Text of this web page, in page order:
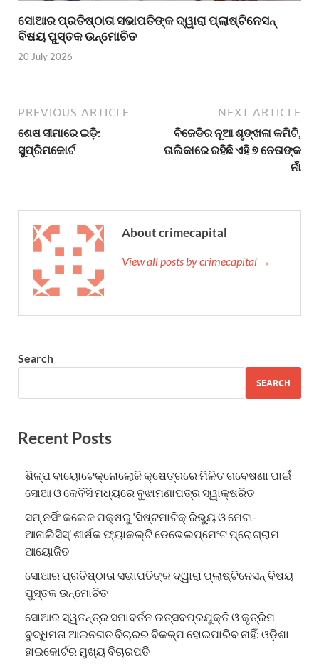
ସୋଆର ପ୍ରତିଷ୍ଠାତା ସଭାପତିଙ୍କ ଦ୍ୱାରା ପ୍ଲାଷ୍ଟିନେସନ୍
ବିଷୟ ପୁସ୍ତକ ଉନ୍ମୋଚିତ
20 July 2026
PREVIOUS ARTICLE
ଶେଷ ସୀମାରେ ଇଡ଼ି:
ସୁପ୍ରିମକୋର୍ଟ
NEXT ARTICLE
ବିଜେଡିର ନୂଆ ଶୃଙ୍ଖଳା କମିଟି,
ତାଲିକାରେ ରହିଛି ଏହି ୭ ନେତାଙ୍କ
ନାଁ
About crimecapital
View all posts by crimecapital →
Search
SEARCH
Recent Posts
ଶିଳ୍ପ ବାୟୋଟେକ୍ନୋଲୋଜି କ୍ଷେତ୍ରରେ ମିଳିତ ଗବେଷଣା ପାଇଁ
ସୋଆ ଓ କେବିସି ମଧ୍ୟରେ ବୁଝାମଣାପତ୍ର ସ୍ୱାକ୍ଷରିତ
ସମ୍ ନର୍ସିଂ କଲେଜ ପକ୍ଷରୁ ‘ସିଷ୍ଟମାଟିକ୍ ରିଭ୍ୟୁ ଓ ମେଟା-
ଆନାଲିସିସ୍‌’ ଶୀର୍ଷକ ଫ୍ୟାକଲ୍ଟି ଡେଭେଲପ୍‌ମେଂଟ ପ୍ରୋଗ୍ରାମ
ଆୟୋଜିତ
ସୋଆର ପ୍ରତିଷ୍ଠାତା ସଭାପତିଙ୍କ ଦ୍ୱାରା ପ୍ଲାଷ୍ଟିନେସନ୍ ବିଷୟ
ପୁସ୍ତକ ଉନ୍ମୋଚିତ
ସୋଆର ସ୍ୱତନ୍ତ୍ର ସମାବର୍ତନ ଉତ୍ସବପ୍ରଯୁକ୍ତି ଓ କୃତ୍ରିମ
ବୁଦ୍ଧିମତା ଆଇନଗତ ବିଚାରର ବିକଳ୍ପ ହୋଇପାରିବ ନାହିଁ: ଓଡ଼ିଶା
ହାଇକୋର୍ଟର ମୁଖ୍ୟ ବିଚାରପତି